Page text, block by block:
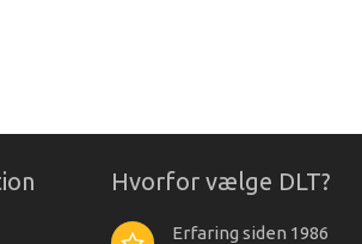
Hvorfor vælge DLT?
Erfaring siden 1986